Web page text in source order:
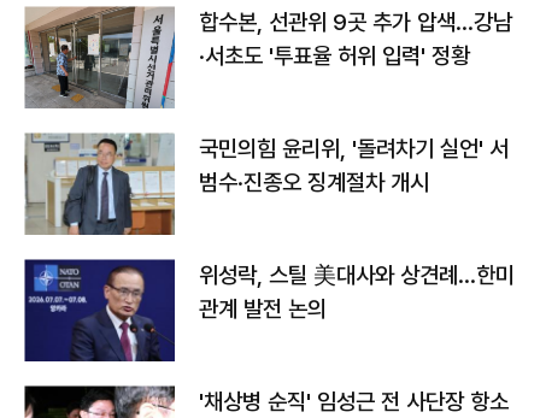
합수본, 선관위 9곳 추가 압색…강남
·서초도 '투표율 허위 입력' 정황
국민의힘 윤리위, '돌려차기 실언' 서
범수·진종오 징계절차 개시
위성락, 스틸 美대사와 상견례…한미
관계 발전 논의
'채상병 순직' 임성근 전 사단장 항소